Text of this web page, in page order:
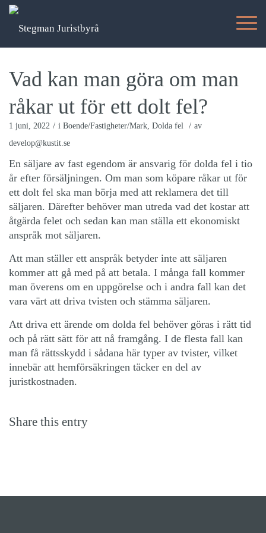
Vad kan man göra om man
råkar ut för ett dolt fel?
1 juni, 2022 / i Boende/Fastigheter/Mark, Dolda fel / av
develop@kustit.se
En säljare av fast egendom är ansvarig för dolda fel i tio
år efter försäljningen. Om man som köpare råkar ut för
ett dolt fel ska man börja med att reklamera det till
säljaren. Därefter behöver man utreda vad det kostar att
åtgärda felet och sedan kan man ställa ett ekonomiskt
anspråk mot säljaren.
Att man ställer ett anspråk betyder inte att säljaren
kommer att gå med på att betala. I många fall kommer
man överens om en uppgörelse och i andra fall kan det
vara värt att driva tvisten och stämma säljaren.
Att driva ett ärende om dolda fel behöver göras i rätt tid
och på rätt sätt för att nå framgång. I de flesta fall kan
man få rättsskydd i sådana här typer av tvister, vilket
innebär att hemförsäkringen täcker en del av
juristkostnaden.
Share this entry